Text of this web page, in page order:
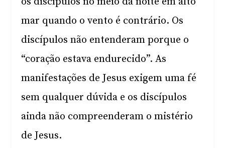
mar quando o vento é contrário. Os
discípulos não entenderam porque o
“coração estava endurecido”. As
manifestações de Jesus exigem uma fé
sem qualquer dúvida e os discípulos
ainda não compreenderam o mistério
de Jesus.